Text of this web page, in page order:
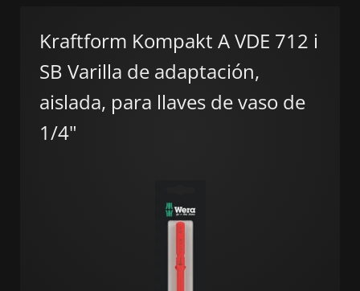
Kraftform Kompakt A VDE 712 i
SB Varilla de adaptación,
aislada, para llaves de vaso de
1/4"